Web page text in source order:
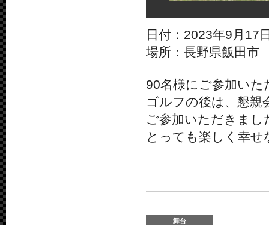
日付：2023年9月17
場所：長野県飯田
90名様にご参加いた
ゴルフの後は、懇親
ご参加いただきま
とっても楽しく幸せ
舞台